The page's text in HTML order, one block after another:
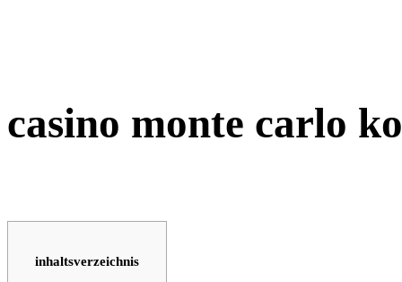
casino monte carlo
inhaltsverzeichnis